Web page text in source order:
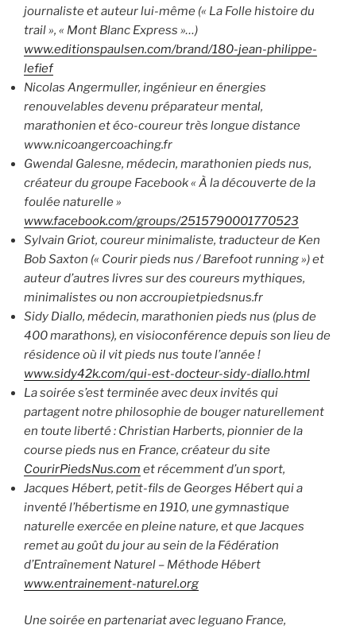
journaliste et auteur lui-même (« La Folle histoire du
trail », « Mont Blanc Express »…)
www.editionspaulsen.com/brand/180-jean-philippe-
lefief
Nicolas Angermuller, ingénieur en énergies
renouvelables devenu préparateur mental,
marathonien et éco-coureur très longue distance
www.nicoangercoaching.fr
Gwendal Galesne, médecin, marathonien pieds nus,
créateur du groupe Facebook « À la découverte de la
foulée naturelle »
www.facebook.com/groups/2515790001770523
Sylvain Griot, coureur minimaliste, traducteur de Ken
Bob Saxton (« Courir pieds nus / Barefoot running ») et
auteur d’autres livres sur des coureurs mythiques,
minimalistes ou non accroupietpiedsnus.fr
Sidy Diallo, médecin, marathonien pieds nus (plus de
400 marathons), en visioconférence depuis son lieu de
résidence où il vit pieds nus toute l’année !
www.sidy42k.com/qui-est-docteur-sidy-diallo.html
La soirée s’est terminée avec deux invités qui
partagent notre philosophie de bouger naturellement
en toute liberté : Christian Harberts, pionnier de la
course pieds nus en France, créateur du site
CourirPiedsNus.com et récemment d’un sport,
Jacques Hébert, petit-fils de Georges Hébert qui a
inventé l’hébertisme en 1910, une gymnastique
naturelle exercée en pleine nature, et que Jacques
remet au goût du jour au sein de la Fédération
d’Entraînement Naturel – Méthode Hébert
www.entrainement-naturel.org
Une soirée en partenariat avec leguano France,